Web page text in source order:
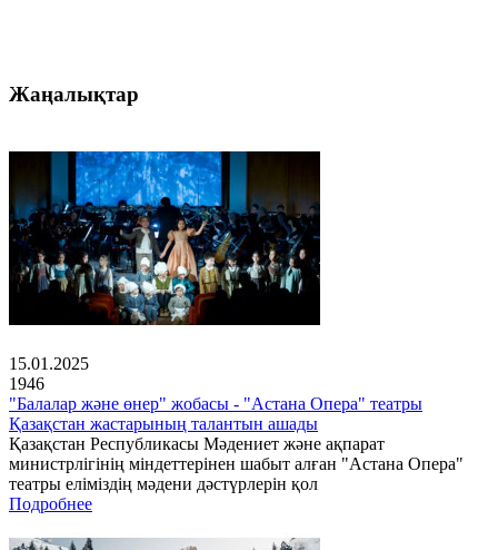
Жаңалықтар
15.01.2025
1946
"Балалар және өнер" жобасы - "Астана Опера" театры
Қазақстан жастарының талантын ашады
Қазақстан Республикасы Мәдениет және ақпарат
министрлігінің міндеттерінен шабыт алған "Астана Опера"
театры еліміздің мәдени дәстүрлерін қол
Подробнее